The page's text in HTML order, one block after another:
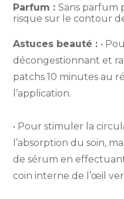
Parfum : Sans parfum
risque sur le contour
Astuces beauté : •
décongestionnant et
patchs 10 minutes au
l’application.
• Pour stimuler la
l’absorption du soin,
de sérum en
coin interne de l’œil